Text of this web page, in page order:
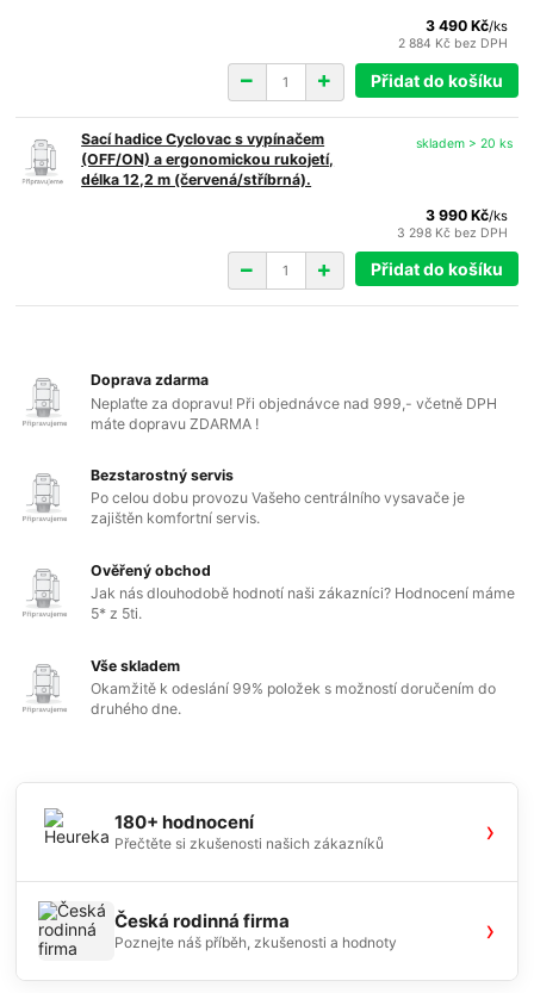
3 490 Kč/ks
2 884 Kč bez DPH
Přidat do košíku
Sací hadice Cyclovac s vypínačem
(OFF/ON) a ergonomickou rukojetí,
délka 12,2 m (červená/stříbrná).
3 990 Kč/ks
3 298 Kč bez DPH
skladem > 20 ks
Přidat do košíku
Doprava zdarma
Neplaťte za dopravu! Při objednávce nad 999,- včetně DPH
máte dopravu ZDARMA !
Bezstarostný servis
Po celou dobu provozu Vašeho centrálního vysavače je
zajištěn komfortní servis.
Ověřený obchod
Jak nás dlouhodobě hodnotí naši zákazníci? Hodnocení máme
5* z 5ti.
Vše skladem
Okamžitě k odeslání 99% položek s možností doručením do
druhého dne.
180+ hodnocení
Přečtěte si zkušenosti našich zákazníků ›
Česká rodinná firma
Poznejte náš příběh, zkušenosti a hodnoty ›